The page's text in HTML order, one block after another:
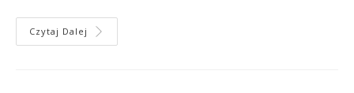
Czytaj Dalej